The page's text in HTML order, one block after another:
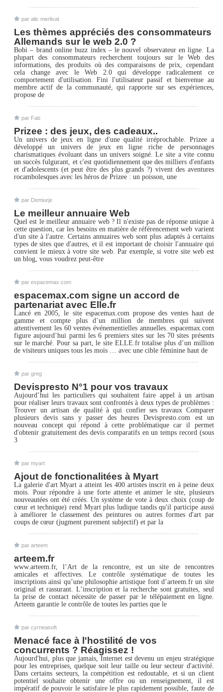
par alic merlivat
Les thèmes appréciés des consommateurs
Allemands sur le web 2.0 ?
Bobi – brand online buzz index – le nouvel observateur en ligne. La
plupart des consommateurs recherchent toujours sur le Web des
informations, des produits où des comparaisons de prix, cependant
cela change avec le Web 2.0 qui développe radicalement ce
comportement d'utilisation. Fini l'utilisateur passif et bienvenue au
membre actif de la communauté, qui rapporte sur ses expériences,
propose de
par Fab
Prizee : des jeux, des cadeaux..
Un univers de jeux en ligne d'une qualité irréprochable. Prizee a
développé un univers de jeux en ligne riche de personnages
charismatiques évoluant dans un univers soigné. Le site a vite connu
un succès fulgurant, et c'est quotidiennement que des milliers d'enfants
et d'adolescents (et peut être des plus grands ?) vivent des aventures
rocambolesques avec les héros de Prizee : un poisson, une
par Demiurje
Le meilleur annuaire Web
Quel est le meilleur annuaire web ? Il n'existe pas de réponse unique à
cette question, car les besoins en matière de référencement web varient
d'un site à l'autre. Certains annuaires web sont plus adaptés à certains
types de sites que d'autres, et il est important de choisir l'annuaire qui
convient le mieux à votre site web. Par exemple, si votre site web est
un blog, vous voudrez peut-être
par espacemax.com
espacemax.com signe un accord de
partenariat avec Elle.fr
Lancé en 2005, le site espacemax.com propose des ventes haut de
gamme et compte plus d’un million de membres qui suivent
attentivement les 60 ventes événementielles annuelles. espacemax.com
figure aujourd’hui parmi les 6 premiers sites sur les 70 sites présents
sur le marché. Pour sa part, le site ELLE.fr totalise plus d’un million
de visiteurs uniques tous les mois … avec une cible féminine haut de
par greg
Devispresto N°1 pour vos travaux
Aujourd’hui les particuliers qui souhaitent faire appel à un artisan
pour réaliser leurs travaux sont confrontés à deux types de problèmes :
Trouver un artisan de qualité à qui confier ses travaux Comparer
plusieurs devis sans y passer des heures Devispresto.com est un
nouveau concept qui répond à cette problématique car il permet
d'obtenir gratuitement des devis comparatifs en un temps record (sous
3
par myart
Ajout de fonctionalitées à Myart
La galerie d'art Myart a atteint les 400 artistes inscrit en à peine deux
mois. Pour répondre à une forte attente et animer le site, plusieurs
nouveautées ont été créés. Un système de vote à deux choix (coup de
cœur et technique) rend Myart plus ludique tandis qu'il participe aussi
à améliorer le classement des peintures ou autres formes d'art par
coups de cœur (jugment purement subjectif) et par la
par arteem
arteem.fr
www.arteem.fr, l’Art de la rencontre, est un site de rencontres
amicales et affectives. Le contrôle systématique de toutes les
inscriptions ainsi qu’une philosophie artistique font d’arteem.fr un site
original et rassurant. L’inscription et la recherche sont gratuites, seul
la prise de contact nécessite de passer par le télépaiement en ligne.
Arteem garantie le contrôle de toutes les parties que le
par cyrneasoft
Menacé face à l'hostilité de vos
concurrents ? Réagissez !
Aujourd'hui, plus que jamais, Internet est devenu un enjeu stratégique
pour les entreprises, quelque soit leur taille ou leur secteur d'activité.
Dans certains secteurs, la compétition est redoutable, et si un client
potentiel souhaite obtenir une offre ou un renseignement, il est
impératif de pouvoir le satisfaire le plus rapidement possible, faute de